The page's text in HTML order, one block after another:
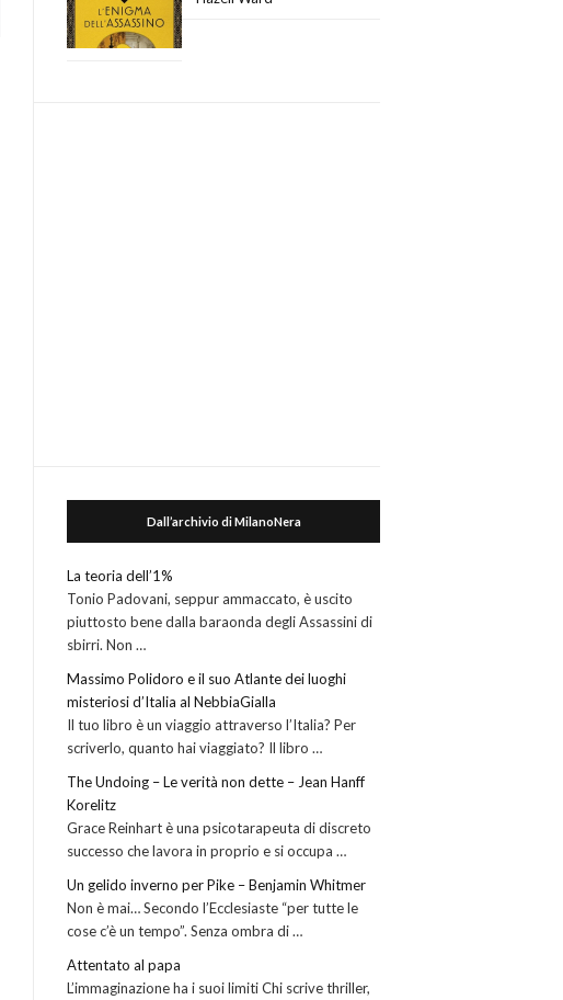
Dall’archivio di MilanoNera
La teoria dell’1%
Tonio Padovani, seppur ammaccato, è uscito
piuttosto bene dalla baraonda degli Assassini di
sbirri. Non …
Massimo Polidoro e il suo Atlante dei luoghi
misteriosi d’Italia al NebbiaGialla
Il tuo libro è un viaggio attraverso l’Italia? Per
scriverlo, quanto hai viaggiato? Il libro …
The Undoing – Le verità non dette – Jean Hanff
Korelitz
Grace Reinhart è una psicotarapeuta di discreto
successo che lavora in proprio e si occupa …
Un gelido inverno per Pike – Benjamin Whitmer
Non è mai… Secondo l’Ecclesiaste “per tutte le
cose c’è un tempo”. Senza ombra di …
Attentato al papa
L’immaginazione ha i suoi limiti Chi scrive thriller,